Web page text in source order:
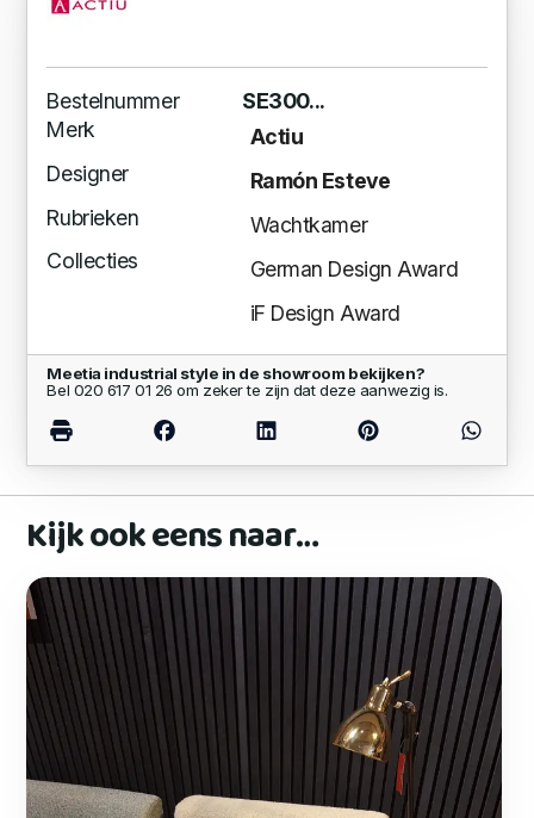
Bestelnummer
SE300...
Merk
Actiu
Designer
Ramón Esteve
Rubrieken
Wachtkamer
Collecties
German Design Award
iF Design Award
Meetia industrial style in de showroom bekijken?
Bel 020 617 01 26 om zeker te zijn dat deze aanwezig is.
Kijk ook eens naar…